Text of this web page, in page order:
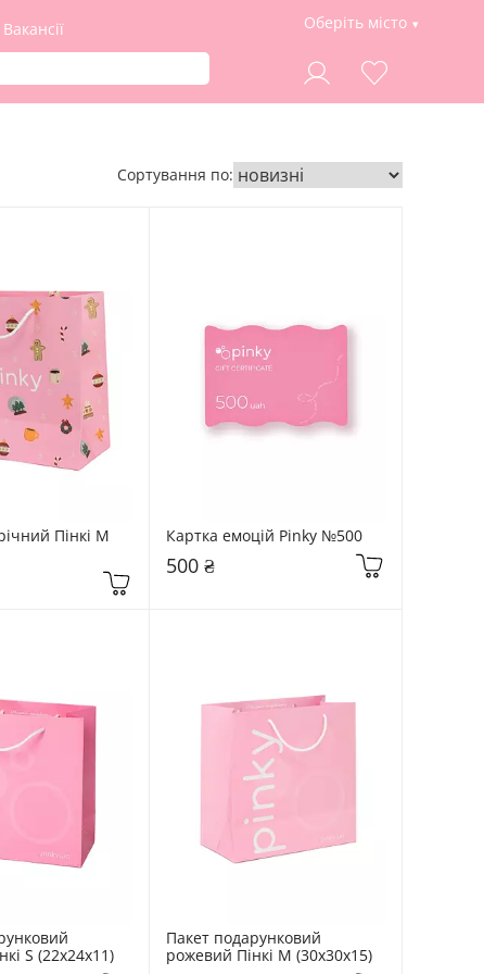
Вакансії Оберіть місто
Сортування по:
Пінкі M
Картка емоцій Pinky №500
500 ₴
S (22х24х11)
Пакет подарунковий
рожевий Пінкі M (30х30х15)